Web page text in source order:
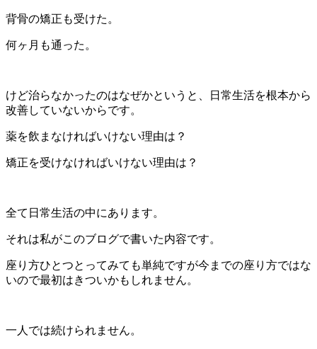
背骨の矯正も受けた。
何ヶ月も通った。
けど治らなかったのはなぜかというと、日常生活を根本から
改善していないからです。
薬を飲まなければいけない理由は？
矯正を受けなければいけない理由は？
全て日常生活の中にあります。
それは私がこのブログで書いた内容です。
座り方ひとつとってみても単純ですが今までの座り方ではな
いので最初はきついかもしれません。
一人では続けられません。